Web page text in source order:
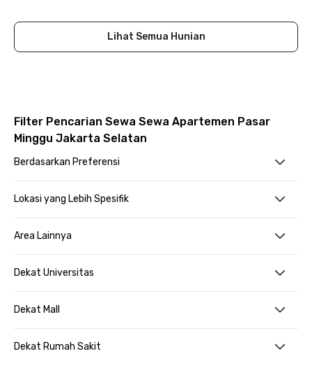
Lihat Semua Hunian
Filter Pencarian Sewa Sewa Apartemen Pasar
Minggu Jakarta Selatan
Berdasarkan Preferensi
Lokasi yang Lebih Spesifik
Area Lainnya
Dekat Universitas
Dekat Mall
Dekat Rumah Sakit